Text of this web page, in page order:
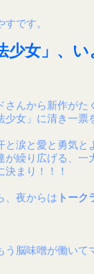
です。
少女」、
さんから新作がた
女」に清き一票
と涙と愛と勇気と
が繰り広げる、一
まり！！！
、夜からは トーク
脳味噌が働いて